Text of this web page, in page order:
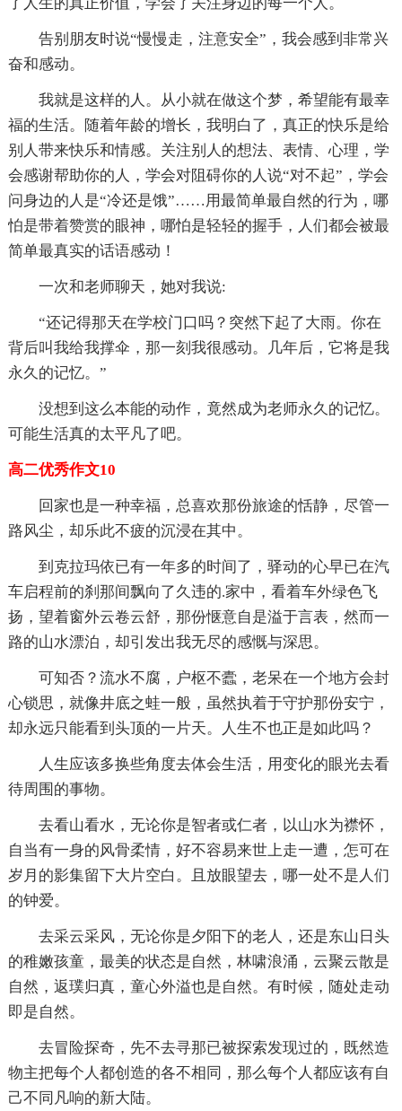
告别朋友时说“慢慢走，注意安全”，我会感到非常兴
奋和感动。
我就是这样的人。从小就在做这个梦，希望能有最幸
福的生活。随着年龄的增长，我明白了，真正的快乐是给
别人带来快乐和情感。关注别人的想法、表情、心理，学
会感谢帮助你的人，学会对阻碍你的人说“对不起”，学会
问身边的人是“冷还是饿”……用最简单最自然的行为，哪
怕是带着赞赏的眼神，哪怕是轻轻的握手，人们都会被最
简单最真实的话语感动！
一次和老师聊天，她对我说:
“还记得那天在学校门口吗？突然下起了大雨。你在
背后叫我给我撑伞，那一刻我很感动。几年后，它将是我
永久的记忆。”
没想到这么本能的动作，竟然成为老师永久的记忆。
可能生活真的太平凡了吧。
高二优秀作文10
回家也是一种幸福，总喜欢那份旅途的恬静，尽管一
路风尘，却乐此不疲的沉浸在其中。
到克拉玛依已有一年多的时间了，驿动的心早已在汽
车启程前的刹那间飘向了久违的.家中，看着车外绿色飞
扬，望着窗外云卷云舒，那份惬意自是溢于言表，然而一
路的山水漂泊，却引发出我无尽的感慨与深思。
可知否？流水不腐，户枢不蠹，老呆在一个地方会封
心锁思，就像井底之蛙一般，虽然执着于守护那份安宁，
却永远只能看到头顶的一片天。人生不也正是如此吗？
人生应该多换些角度去体会生活，用变化的眼光去看
待周围的事物。
去看山看水，无论你是智者或仁者，以山水为襟怀，
自当有一身的风骨柔情，好不容易来世上走一遭，怎可在
岁月的影集留下大片空白。且放眼望去，哪一处不是人们
的钟爱。
去采云采风，无论你是夕阳下的老人，还是东山日头
的稚嫩孩童，最美的状态是自然，林啸浪涌，云聚云散是
自然，返璞归真，童心外溢也是自然。有时候，随处走动
即是自然。
去冒险探奇，先不去寻那已被探索发现过的，既然造
物主把每个人都创造的各不相同，那么每个人都应该有自
己不同凡响的新大陆。